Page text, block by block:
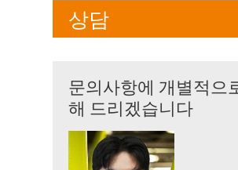
상담
문의사항에 개별적으
해 드리겠습니다